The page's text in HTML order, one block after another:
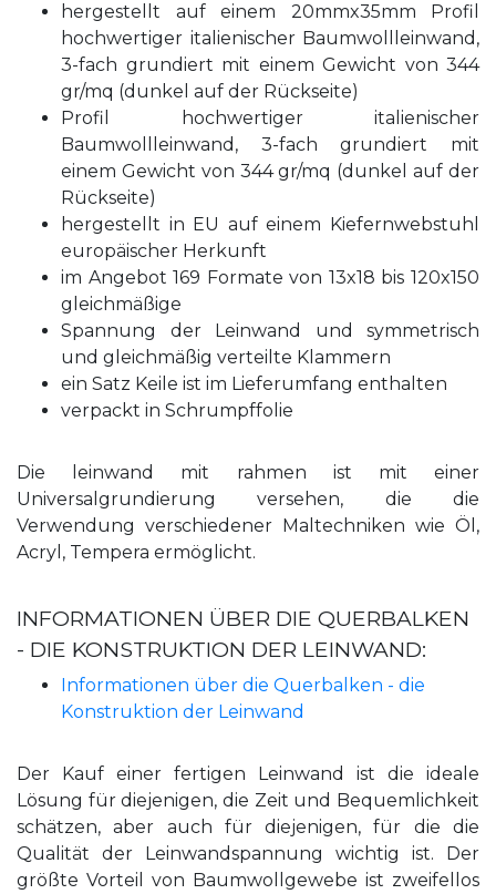
hergestellt auf einem 20mmx35mm Profil
hochwertiger italienischer Baumwollleinwand,
3-fach grundiert mit einem Gewicht von 344
gr/mq (dunkel auf der Rückseite)
Profil hochwertiger italienischer
Baumwollleinwand, 3-fach grundiert mit
einem Gewicht von 344 gr/mq (dunkel auf der
Rückseite)
hergestellt in EU auf einem Kiefernwebstuhl
europäischer Herkunft
im Angebot 169 Formate von 13x18 bis 120x150
gleichmäßige
Spannung der Leinwand und symmetrisch
und gleichmäßig verteilte Klammern
ein Satz Keile ist im Lieferumfang enthalten
verpackt in Schrumpffolie
Die leinwand mit rahmen ist mit einer
Universalgrundierung versehen, die die
Verwendung verschiedener Maltechniken wie Öl,
Acryl, Tempera ermöglicht.
INFORMATIONEN ÜBER DIE QUERBALKEN
- DIE KONSTRUKTION DER LEINWAND:
Informationen über die Querbalken - die
Konstruktion der Leinwand
Der Kauf einer fertigen Leinwand ist die ideale
Lösung für diejenigen, die Zeit und Bequemlichkeit
schätzen, aber auch für diejenigen, für die die
Qualität der Leinwandspannung wichtig ist. Der
größte Vorteil von Baumwollgewebe ist zweifellos